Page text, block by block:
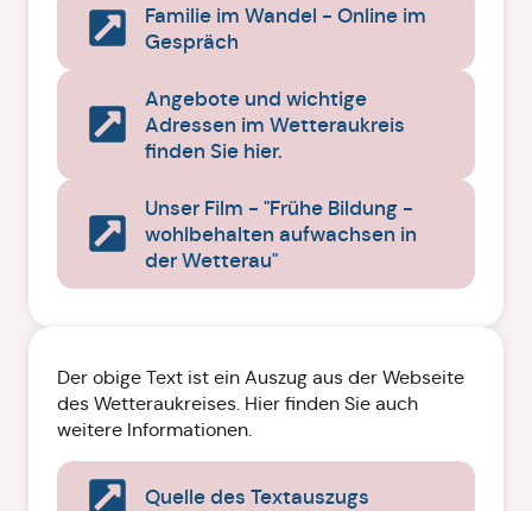
Familie im Wandel - Online im
Gespräch
Angebote und wichtige
Adressen im Wetteraukreis
finden Sie hier.
Unser Film - "Frühe Bildung -
wohlbehalten aufwachsen in
der Wetterau"
Der obige Text ist ein Auszug aus der Webseite
des Wetteraukreises. Hier finden Sie auch
weitere Informationen.
Quelle des Textauszugs